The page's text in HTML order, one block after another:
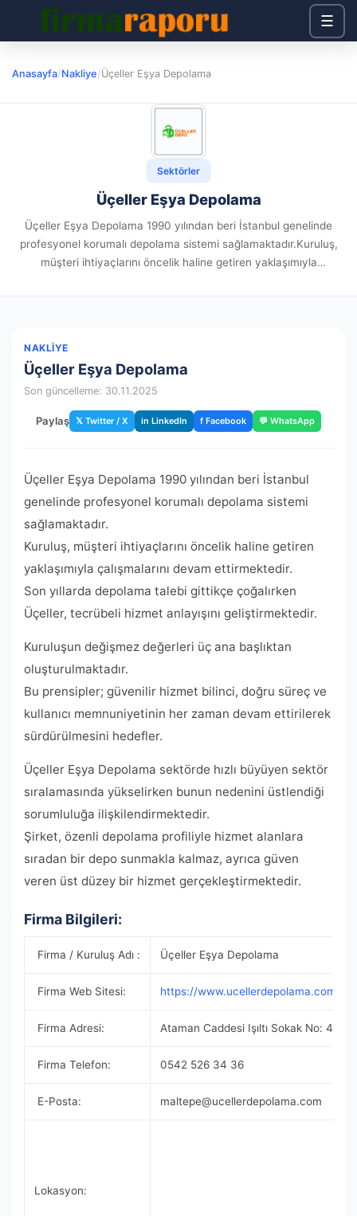
☰
Anasayfa/Nakliye/Üçeller Eşya Depolama
Sektörler
Üçeller Eşya Depolama
Üçeller Eşya Depolama 1990 yılından beri İstanbul genelinde
profesyonel korumalı depolama sistemi sağlamaktadır.Kuruluş,
müşteri ihtiyaçlarını öncelik haline getiren yaklaşımıyla
NAKLIYE
Üçeller Eşya Depolama
Son güncelleme: 30.11.2025
Paylaş 𝕏 Twitter / X in LinkedIn f Facebook 💬 WhatsApp
Üçeller Eşya Depolama 1990 yılından beri İstanbul
genelinde profesyonel korumalı depolama sistemi
sağlamaktadır.
Kuruluş, müşteri ihtiyaçlarını öncelik haline getiren
yaklaşımıyla çalışmalarını devam ettirmektedir.
Son yıllarda depolama talebi gittikçe çoğalırken
Üçeller, tecrübeli hizmet anlayışını geliştirmektedir.
Kuruluşun değişmez değerleri üç ana başlıktan
oluşturulmaktadır.
Bu prensipler; güvenilir hizmet bilinci, doğru süreç ve
kullanıcı memnuniyetinin her zaman devam ettirilerek
sürdürülmesini hedefler.
Üçeller Eşya Depolama sektörde hızlı büyüyen sektör
sıralamasında yükselirken bunun nedenini üstlendiği
sorumluluğa ilişkilendirmektedir.
Şirket, özenli depolama profiliyle hizmet alanlara
sıradan bir depo sunmakla kalmaz, ayrıca güven
veren üst düzey bir hizmet gerçekleştirmektedir.
Firma Bilgileri:
Firma / Kuruluş Adı : Üçeller Eşya Depolama
Firma Web Sitesi: https://www.ucellerdepolama.com/
Firma Adresi: Ataman Caddesi Işıltı Sokak No: 46
Firma Telefon: 0542 526 34 36
E-Posta: maltepe@ucellerdepolama.com
Lokasyon: